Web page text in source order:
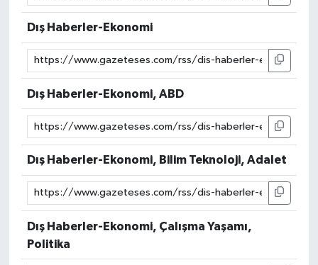
Dış Haberler-Ekonomi
Dış Haberler-Ekonomi, ABD
Dış Haberler-Ekonomi, Bilim Teknoloji, Adalet
Dış Haberler-Ekonomi, Çalışma Yaşamı,
Politika